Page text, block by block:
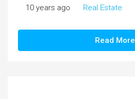
10 years ago Real Estate
Read More